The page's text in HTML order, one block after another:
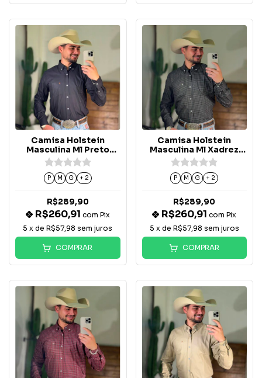
Camisa Holstein
Masculina Ml Preto
Com Xadrez Na Cor
Terra Cota
P M G + 2
R$289,90
R$260,91 com Pix
5 x deR$57,98 sem juros
COMPRAR
Camisa Holstein
Masculina Ml Xadrez
Fino - Preto
P M G + 2
R$289,90
R$260,91com Pix
5 x de R$57,98 sem juros
COMPRAR